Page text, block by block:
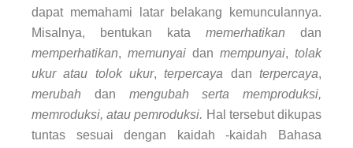
dapat memahami latar belakang kemunculannya.
Misalnya, bentukan kata memerhatikan dan
memperhatikan, memunyai dan mempunyai, tolak
ukur atau tolok ukur,terpercaya danterpercaya,
merubah dan mengubah serta memproduksi,
memroduksi, atau pemroduksi. Hal tersebut dikupas
tuntas sesuai dengan kaidah -kaidah Bahasa